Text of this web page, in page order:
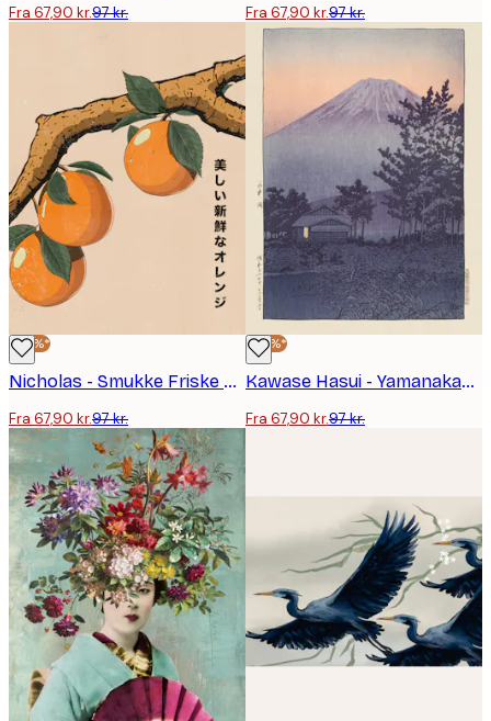
Fra 67,90 kr.97 kr. Fra 67,90 kr.97 kr.
-30%*
Nicholas - Smukke Friske Appelsiner Plakat
Fra 67,90 kr.97 kr.
-30%*
Kawase Hasui - Yamanakako Plakat
Fra 67,90 kr.97 kr.